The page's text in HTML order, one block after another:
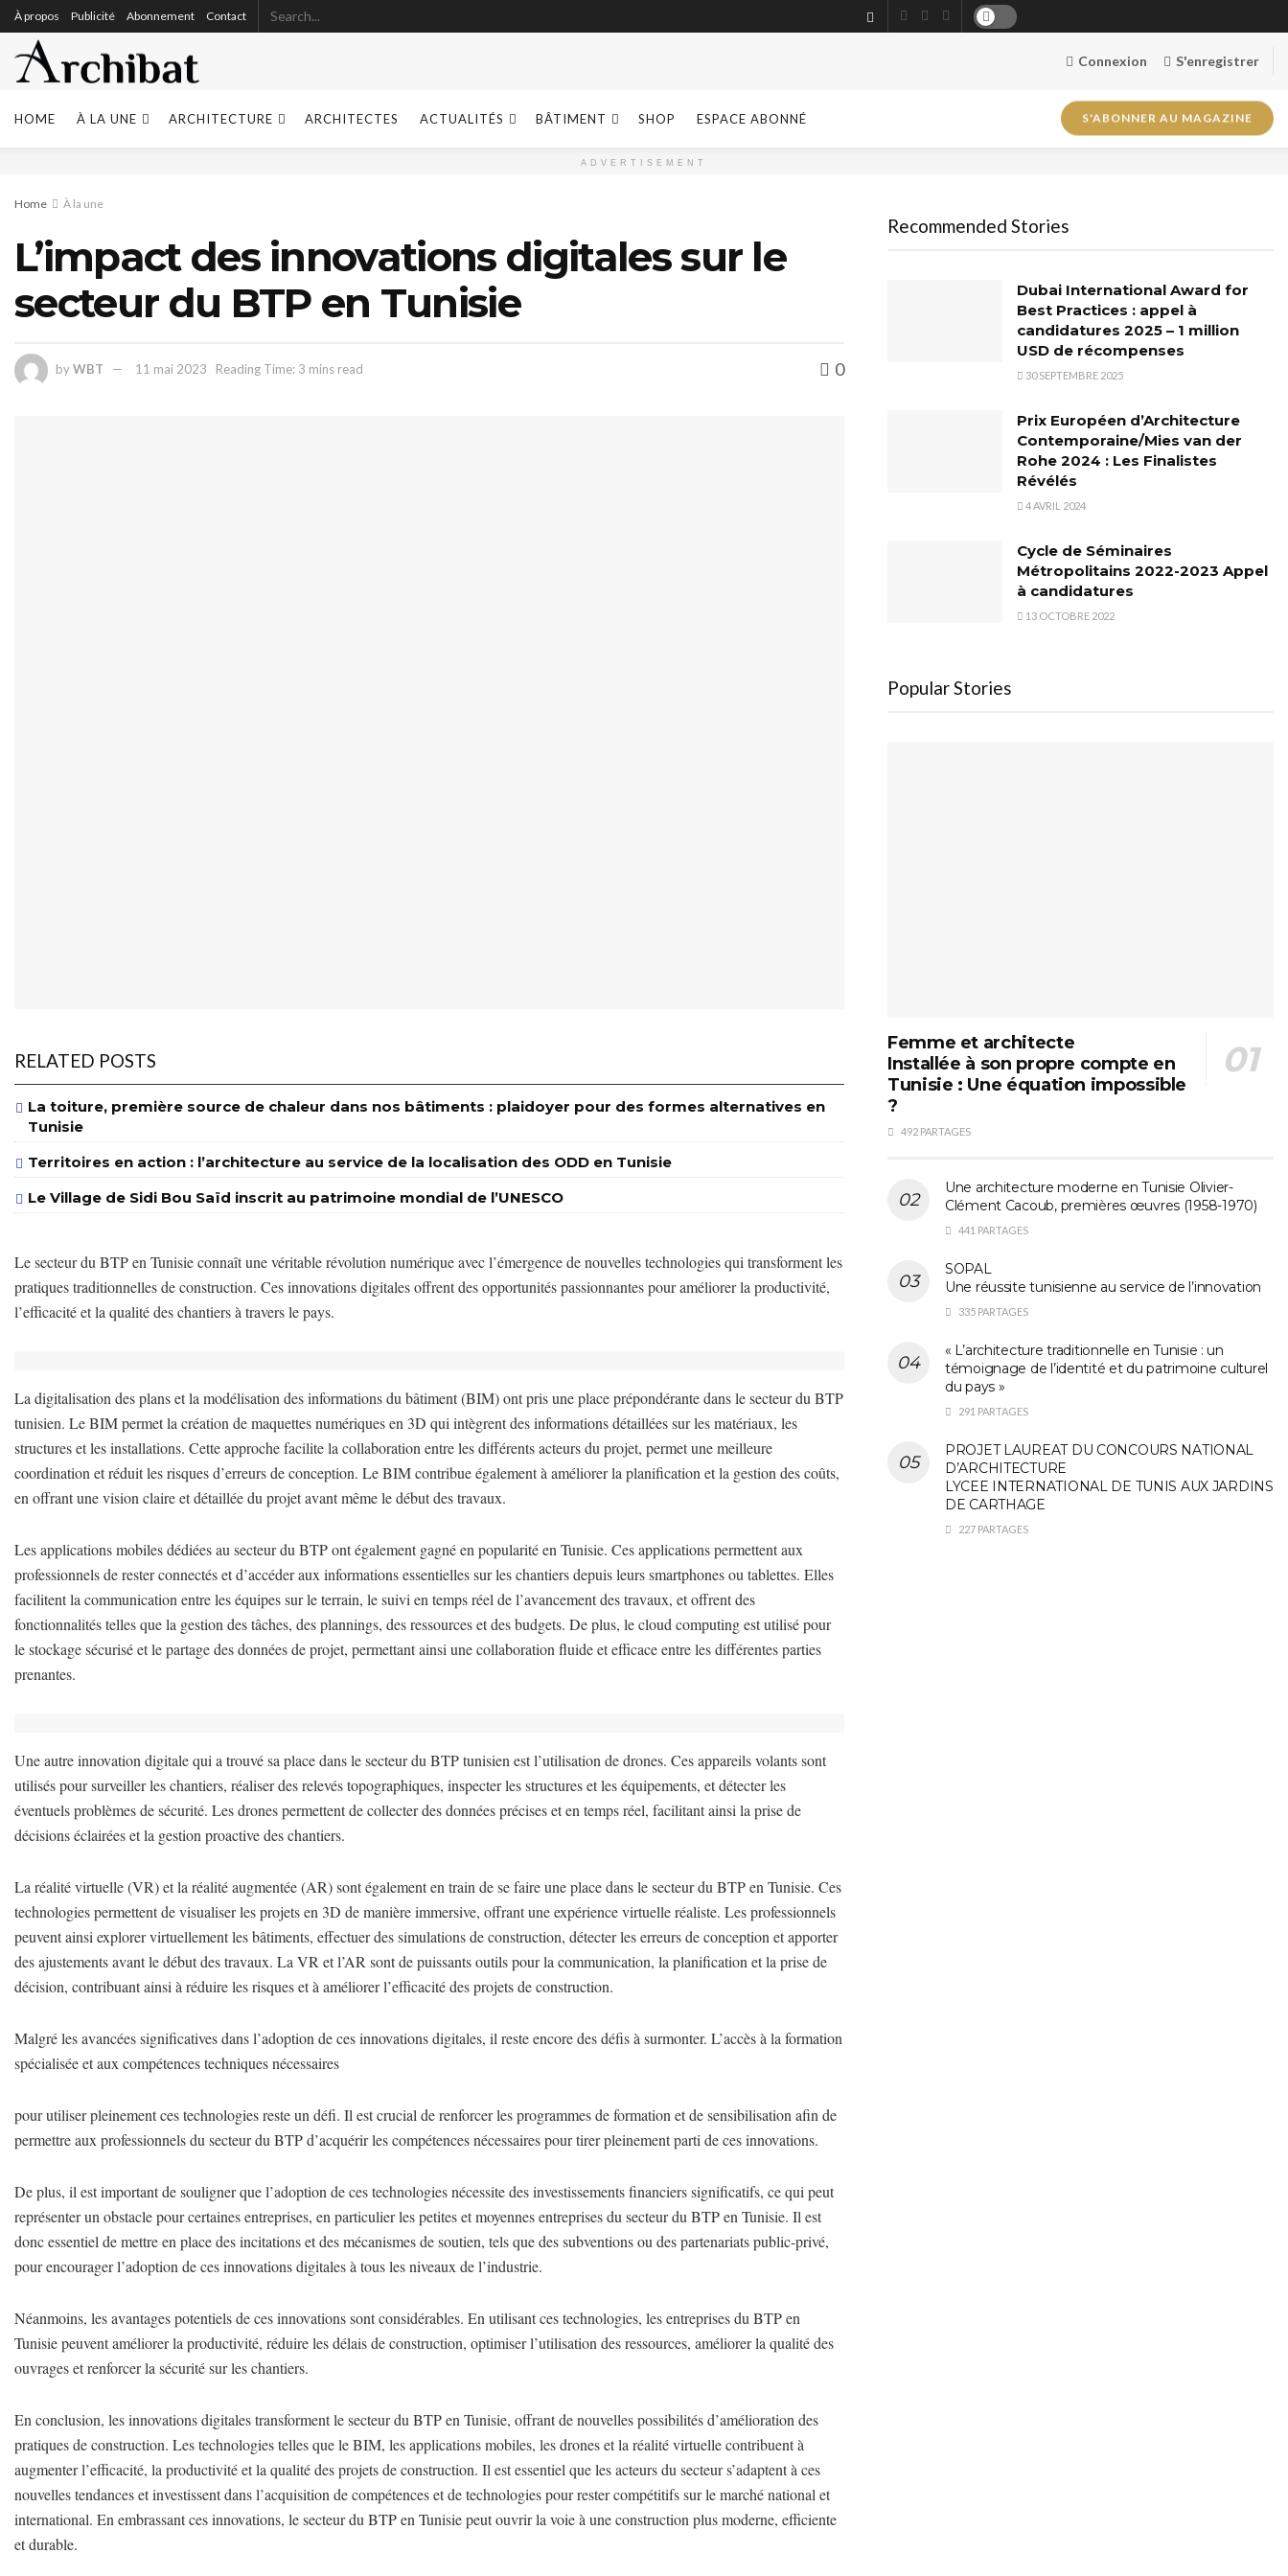
À propos Publicité Abonnement Contact
Connexion S'enregistrer
HOME À LA UNE ARCHITECTURE ARCHITECTES ACTUALITÉS BÂTIMENT SHOP ESPACE ABONNÉ S'ABONNER AU MAGAZINE
ADVERTISEMENT
Home À la une
L’impact des innovations digitales sur le
secteur du BTP en Tunisie
byWBT 11 mai 2023 Reading Time: 3 mins read 0
RELATED POSTS
La toiture, première source de chaleur dans nos bâtiments : plaidoyer pour des formes alternatives en
Tunisie
Territoires en action : l’architecture au service de la localisation des ODD en Tunisie
Le Village de Sidi Bou Saïd inscrit au patrimoine mondial de l’UNESCO
Le secteur du BTP en Tunisie connaît une véritable révolution numérique avec l’émergence de nouvelles technologies qui transforment les
pratiques traditionnelles de construction. Ces innovations digitales offrent des opportunités passionnantes pour améliorer la productivité,
l’efficacité et la qualité des chantiers à travers le pays.
La digitalisation des plans et la modélisation des informations du bâtiment (BIM) ont pris une place prépondérante dans le secteur du BTP
tunisien. Le BIM permet la création de maquettes numériques en 3D qui intègrent des informations détaillées sur les matériaux, les
structures et les installations. Cette approche facilite la collaboration entre les différents acteurs du projet, permet une meilleure
coordination et réduit les risques d’erreurs de conception. Le BIM contribue également à améliorer la planification et la gestion des coûts,
en offrant une vision claire et détaillée du projet avant même le début des travaux.
Les applications mobiles dédiées au secteur du BTP ont également gagné en popularité en Tunisie. Ces applications permettent aux
professionnels de rester connectés et d’accéder aux informations essentielles sur les chantiers depuis leurs smartphones ou tablettes. Elles
facilitent la communication entre les équipes sur le terrain, le suivi en temps réel de l’avancement des travaux, et offrent des
fonctionnalités telles que la gestion des tâches, des plannings, des ressources et des budgets. De plus, le cloud computing est utilisé pour
le stockage sécurisé et le partage des données de projet, permettant ainsi une collaboration fluide et efficace entre les différentes parties
prenantes.
Une autre innovation digitale qui a trouvé sa place dans le secteur du BTP tunisien est l’utilisation de drones. Ces appareils volants sont
utilisés pour surveiller les chantiers, réaliser des relevés topographiques, inspecter les structures et les équipements, et détecter les
éventuels problèmes de sécurité. Les drones permettent de collecter des données précises et en temps réel, facilitant ainsi la prise de
décisions éclairées et la gestion proactive des chantiers.
La réalité virtuelle (VR) et la réalité augmentée (AR) sont également en train de se faire une place dans le secteur du BTP en Tunisie. Ces
technologies permettent de visualiser les projets en 3D de manière immersive, offrant une expérience virtuelle réaliste. Les professionnels
peuvent ainsi explorer virtuellement les bâtiments, effectuer des simulations de construction, détecter les erreurs de conception et apporter
des ajustements avant le début des travaux. La VR et l’AR sont de puissants outils pour la communication, la planification et la prise de
décision, contribuant ainsi à réduire les risques et à améliorer l’efficacité des projets de construction.
Malgré les avancées significatives dans l’adoption de ces innovations digitales, il reste encore des défis à surmonter. L’accès à la formation
spécialisée et aux compétences techniques nécessaires
pour utiliser pleinement ces technologies reste un défi. Il est crucial de renforcer les programmes de formation et de sensibilisation afin de
permettre aux professionnels du secteur du BTP d’acquérir les compétences nécessaires pour tirer pleinement parti de ces innovations.
De plus, il est important de souligner que l’adoption de ces technologies nécessite des investissements financiers significatifs, ce qui peut
représenter un obstacle pour certaines entreprises, en particulier les petites et moyennes entreprises du secteur du BTP en Tunisie. Il est
donc essentiel de mettre en place des incitations et des mécanismes de soutien, tels que des subventions ou des partenariats public-privé,
pour encourager l’adoption de ces innovations digitales à tous les niveaux de l’industrie.
Néanmoins, les avantages potentiels de ces innovations sont considérables. En utilisant ces technologies, les entreprises du BTP en
Tunisie peuvent améliorer la productivité, réduire les délais de construction, optimiser l’utilisation des ressources, améliorer la qualité des
ouvrages et renforcer la sécurité sur les chantiers.
En conclusion, les innovations digitales transforment le secteur du BTP en Tunisie, offrant de nouvelles possibilités d’amélioration des
pratiques de construction. Les technologies telles que le BIM, les applications mobiles, les drones et la réalité virtuelle contribuent à
augmenter l’efficacité, la productivité et la qualité des projets de construction. Il est essentiel que les acteurs du secteur s’adaptent à ces
nouvelles tendances et investissent dans l’acquisition de compétences et de technologies pour rester compétitifs sur le marché national et
international. En embrassant ces innovations, le secteur du BTP en Tunisie peut ouvrir la voie à une construction plus moderne, efficiente
et durable.
Recommended Stories
Dubai International Award for
Best Practices : appel à
candidatures 2025 – 1 million
USD de récompenses
30 SEPTEMBRE 2025
Prix Européen d’Architecture
Contemporaine/Mies van der
Rohe 2024 : Les Finalistes
Révélés
4 AVRIL 2024
Cycle de Séminaires
Métropolitains 2022-2023 Appel
à candidatures
13 OCTOBRE 2022
Popular Stories
Femme et architecte
Installée à son propre compte en
Tunisie : Une équation impossible
?
492 PARTAGES
Une architecture moderne en Tunisie Olivier-
Clément Cacoub, premières œuvres (1958-1970)
441 PARTAGES
SOPAL
Une réussite tunisienne au service de l’innovation
335 PARTAGES
« L’architecture traditionnelle en Tunisie : un
témoignage de l’identité et du patrimoine culturel
du pays »
291 PARTAGES
PROJET LAUREAT DU CONCOURS NATIONAL
D’ARCHITECTURE
LYCEE INTERNATIONAL DE TUNIS AUX JARDINS
DE CARTHAGE
227 PARTAGES